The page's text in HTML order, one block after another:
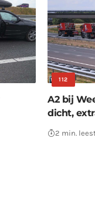
112
A2 bij
dicht,
2 min.